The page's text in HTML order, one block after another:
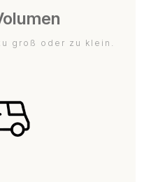
groß oder zu klein.